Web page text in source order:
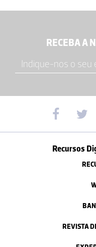
RECEBA A
Recursos
REVISTA